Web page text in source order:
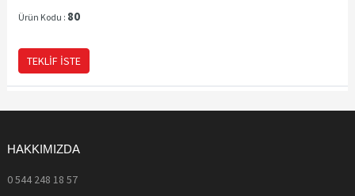
Ürün Kodu : 80
TEKLIF İSTE
HAKKIMIZDA
0 544 248 18 57